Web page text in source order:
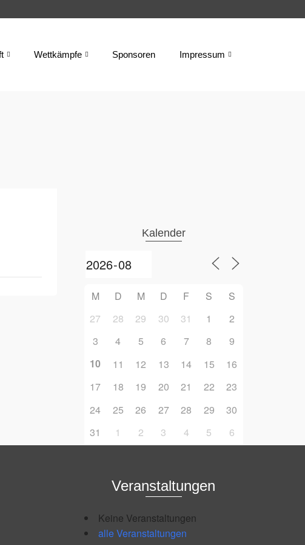
Wettkämpfe Sponsoren Impressum
Kalender
M D M D F S
S
27
28 29 30 31 1
2
3
4 5 6 7 8
9
10
11 12 13 14 15
16
17
18 19 20 21 22
23
24
25 26 27 28 29
30
31
1 2 3 4 5 6
Veranstaltungen
Keine Veranstaltungen
alle Veranstaltungen